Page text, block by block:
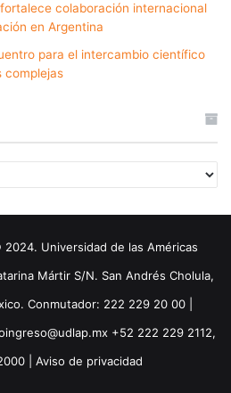
colaboración internacional
en Argentina
para el intercambio científico
complejas
Universidad de las Américas
Mártir S/N. San Andrés Cholula,
Conmutador: 222 229 20 00 |
+52 222 229 2112,
| Aviso de privacidad